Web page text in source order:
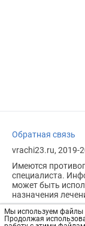
Мы используем файлы
Продолжая
Обратная связь
vrachi23.ru, 2019-
Имеются
специалиста.
может быть
назначения
Возрастное